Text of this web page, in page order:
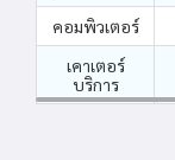
คอมพิวเตอร์
เคาเตอร์
บริการ